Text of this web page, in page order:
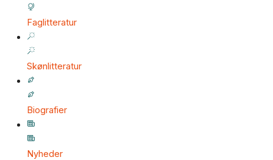
Faglitteratur
Skønlitteratur
Biografier
Nyheder